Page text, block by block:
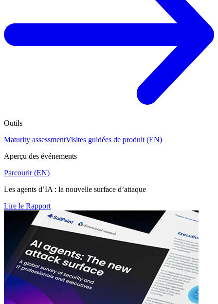
Outils
Maturity assessmentVisites guidées de produit (EN)
Aperçu des événements
Parcourir (EN)
Les agents d’IA : la nouvelle surface d’attaque
Lire le Rapport